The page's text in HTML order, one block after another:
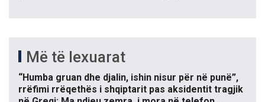
Më të lexuarat
“Humba gruan dhe djalin, ishin nisur për në punë”,
rrëfimi rrëqethës i shqiptarit pas aksidentit tragjik